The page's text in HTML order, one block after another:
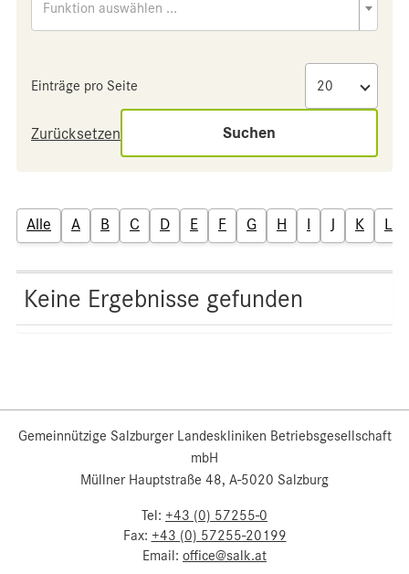
Funktion auswählen ...
Einträge pro Seite
Zurücksetzen Suchen
Alle A B C D E F G H I J K L
Keine Ergebnisse gefunden
Gemeinnützige Salzburger Landeskliniken Betriebsgesellschaft
mbH
Müllner Hauptstraße 48, A-5020 Salzburg
Tel: +43 (0) 57255-0
Fax: +43 (0) 57255-20199
Email: office@salk.at